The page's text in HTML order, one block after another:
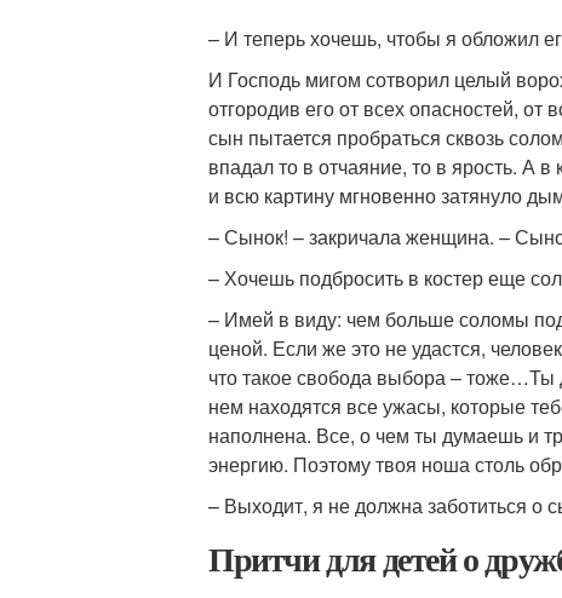
– И теперь хочешь, чтобы я обложил
И Господь мигом сотворил целый
отгородив его от всех опасностей,
сын пытается пробраться сквозь
впадал то в отчаяние, то в ярость. А
и всю картину мгновенно затянуло
– Сынок! – закричала женщина. –
– Хочешь подбросить в костер еще
– Имей в виду: чем больше соломы
ценой. Если же это не удастся,
что такое свобода выбора –
нем находятся все ужасы, которые
наполнена. Все, о чем ты думаешь и
энергию. Поэтому твоя ноша столь
– Выходит, я не должна заботиться о
Притчи для детей о